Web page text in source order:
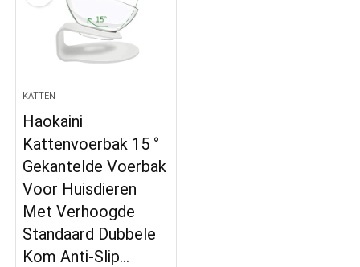
KATTEN
Haokaini
Kattenvoerbak 15 °
Gekantelde Voerbak
Voor Huisdieren
Met Verhoogde
Standaard Dubbele
Kom Anti-Slip…